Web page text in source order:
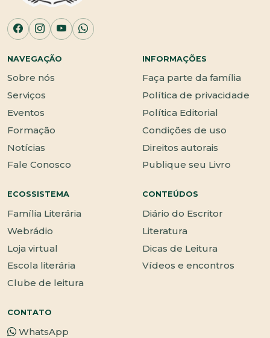
NAVEGAÇÃO
Sobre nós
Serviços
Eventos
Formação
Notícias
Fale Conosco
INFORMAÇÕES
Faça parte da família
Política de privacidade
Política Editorial
Condições de uso
Direitos autorais
Publique seu Livro
ECOSSISTEMA
Família Literária
Webrádio
Loja virtual
Escola literária
Clube de leitura
CONTEÚDOS
Diário do Escritor
Literatura
Dicas de Leitura
Vídeos e encontros
CONTATO
WhatsApp